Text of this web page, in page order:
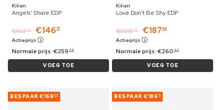
Kilian
Angels’ Share EDP
€16279 €146 51
Actieprijs
Normale prijs:€259 99
VOEG TOE
Kilian
Love Don't Be Shy EDP
€208 49 €187 64
Actieprijs
Normale prijs:€260 99
VOEG TOE
BESPAAR €168 88 BESPAAR €18612